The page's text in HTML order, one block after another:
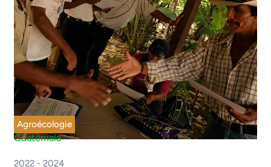
Agroécologie
Guatemala
2022 - 2024